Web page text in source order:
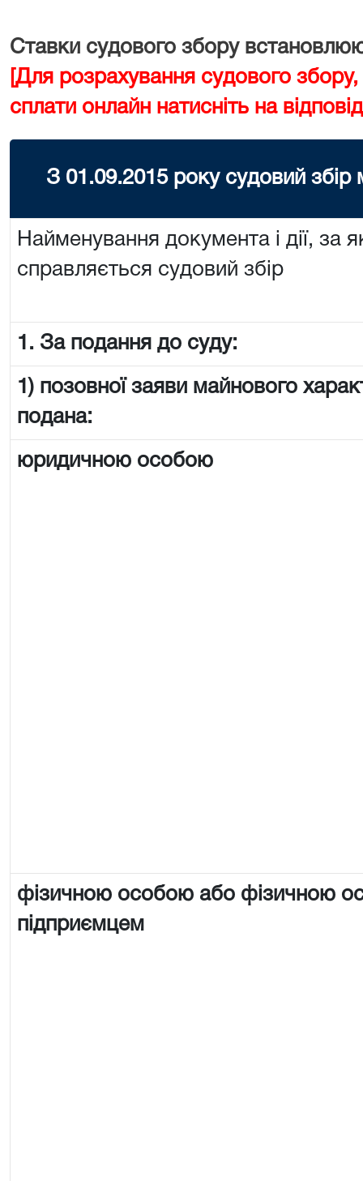
Ставки судового збору
[Для розрахування судового
сплати онлайн натисніть на
З 01.09.2015 року судовий
Найменування документа і дії, за
справляється судовий збір
1. За подання до суду:
1) позовної заяви майнового
подана:
юридичною особою
фізичною особою або фізичною
підприємцем